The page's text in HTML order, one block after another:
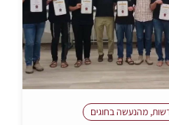
,מהנעשה בחוגים